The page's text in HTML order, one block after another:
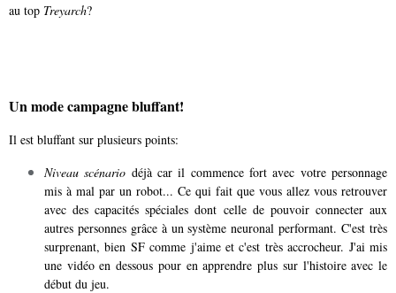
au top Treyarch?
Un mode campagne bluffant!
Il est bluffant sur plusieurs points:
Niveau scénario déjà car il commence fort avec votre personnage
mis à mal par un robot... Ce qui fait que vous allez vous retrouver
avec des capacités spéciales dont celle de pouvoir connecter aux
autres personnes grâce à un système neuronal performant. C'est très
surprenant, bien SF comme j'aime et c'est très accrocheur. J'ai mis
une vidéo en dessous pour en apprendre plus sur l'histoire avec le
début du jeu.